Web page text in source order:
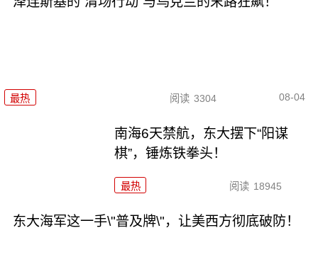
最热 阅读 3304 08-04
南海6天禁航，东大摆下“阳谋
棋”，锤炼铁拳头！
最热 阅读 18945
东大海军这一手\"普及牌\"，让美西方彻底破防！